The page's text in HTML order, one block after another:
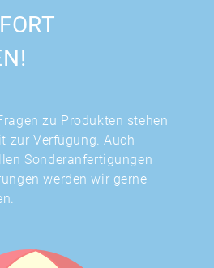
zu Produkten stehen
zur Verfügung. Auch
Sonderanfertigungen
werden wir gerne